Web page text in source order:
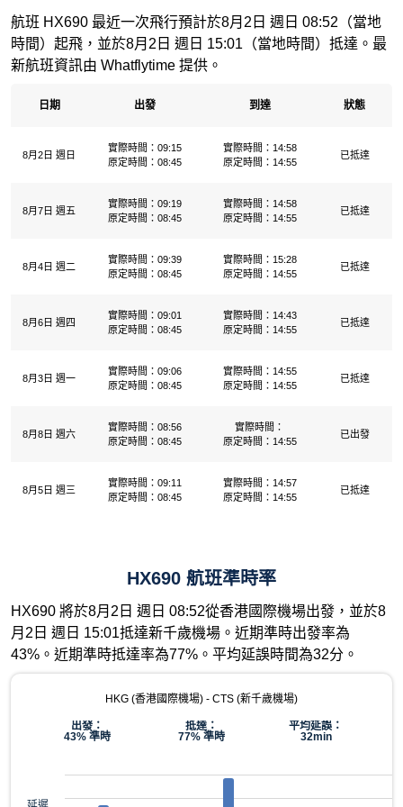
航班 HX690 最近一次飛行預計於8月2日 週日 08:52（當地
時間）起飛，並於8月2日 週日 15:01（當地時間）抵達。最
新航班資訊由 Whatflytime 提供。
日期 出發 到達 狀態
8月2日 週日
實際時間：09:15
原定時間：08:45
實際時間：14:58
原定時間：14:55
已抵達
8月7日 週五
實際時間：09:19
原定時間：08:45
實際時間：14:58
原定時間：14:55
已抵達
8月4日 週二
實際時間：09:39
原定時間：08:45
實際時間：15:28
原定時間：14:55
已抵達
8月6日 週四
實際時間：09:01
原定時間：08:45
實際時間：14:43
原定時間：14:55
已抵達
8月3日 週一
實際時間：09:06
原定時間：08:45
實際時間：14:55
原定時間：14:55
已抵達
8月8日 週六
實際時間：08:56
原定時間：08:45
實際時間：
原定時間：14:55
已出發
8月5日 週三
實際時間：09:11
原定時間：08:45
實際時間：14:57
原定時間：14:55
已抵達
HX690 航班準時率
HX690 將於8月2日 週日 08:52從香港國際機場出發，並於8
月2日 週日 15:01抵達新千歲機場。近期準時出發率為
43%。近期準時抵達率為77%。平均延誤時間為32分。
HKG (香港國際機場) - CTS (新千歲機場)
出發：
43% 準時
抵達：
77% 準時
平均延誤：
32min